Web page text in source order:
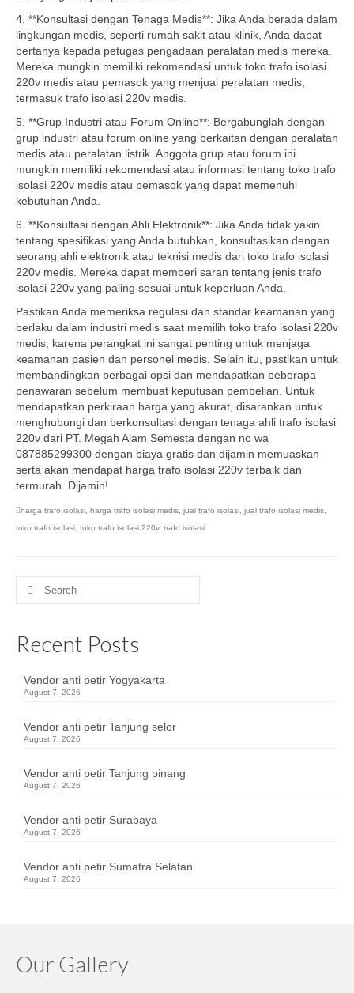
4. **Konsultasi dengan Tenaga Medis**: Jika Anda berada dalam
lingkungan medis, seperti rumah sakit atau klinik, Anda dapat
bertanya kepada petugas pengadaan peralatan medis mereka.
Mereka mungkin memiliki rekomendasi untuk toko trafo isolasi
220v medis atau pemasok yang menjual peralatan medis,
termasuk trafo isolasi 220v medis.
5. **Grup Industri atau Forum Online**: Bergabunglah dengan
grup industri atau forum online yang berkaitan dengan peralatan
medis atau peralatan listrik. Anggota grup atau forum ini
mungkin memiliki rekomendasi atau informasi tentang toko trafo
isolasi 220v medis atau pemasok yang dapat memenuhi
kebutuhan Anda.
6. **Konsultasi dengan Ahli Elektronik**: Jika Anda tidak yakin
tentang spesifikasi yang Anda butuhkan, konsultasikan dengan
seorang ahli elektronik atau teknisi medis dari toko trafo isolasi
220v medis. Mereka dapat memberi saran tentang jenis trafo
isolasi 220v yang paling sesuai untuk keperluan Anda.
Pastikan Anda memeriksa regulasi dan standar keamanan yang
berlaku dalam industri medis saat memilih toko trafo isolasi 220v
medis, karena perangkat ini sangat penting untuk menjaga
keamanan pasien dan personel medis. Selain itu, pastikan untuk
membandingkan berbagai opsi dan mendapatkan beberapa
penawaran sebelum membuat keputusan pembelian. Untuk
mendapatkan perkiraan harga yang akurat, disarankan untuk
menghubungi dan berkonsultasi dengan tenaga ahli trafo isolasi
220v dari PT. Megah Alam Semesta dengan no wa
087885299300 dengan biaya gratis dan dijamin memuaskan
serta akan mendapat harga trafo isolasi 220v terbaik dan
termurah. Dijamin!
harga trafo isolasi harga trafo isolasi medis jual trafo isolasi jual trafo isolasi medis
toko trafo isolasi toko trafo isolasi 220v, trafo isolasi
Search
Recent Posts
Vendor anti petir Yogyakarta
August 7, 2026
Vendor anti petir Tanjung selor
August 7, 2026
Vendor anti petir Tanjung pinang
August 7, 2026
Vendor anti petir Surabaya
August 7, 2026
Vendor anti petir Sumatra Selatan
August 7, 2026
Our Gallery